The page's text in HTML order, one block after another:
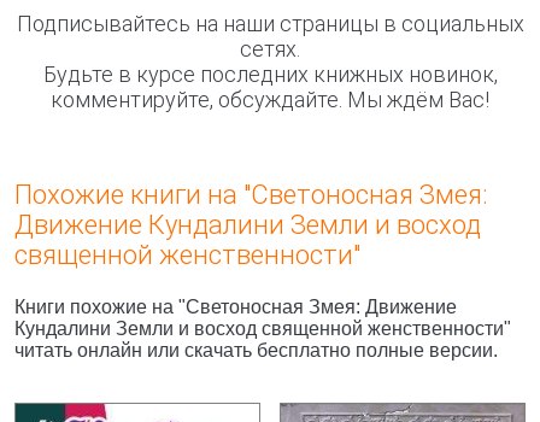
Подписывайтесь на наши страницы в социальных
сетях.
Будьте в курсе последних книжных новинок,
комментируйте, обсуждайте. Мы ждём Вас!
Похожие книги на "Светоносная Змея:
Движение Кундалини Земли и восход
священной женственности"
Книги похожие на "Светоносная Змея: Движение
Кундалини Земли и восход священной женственности"
читать онлайн или скачать бесплатно полные версии.